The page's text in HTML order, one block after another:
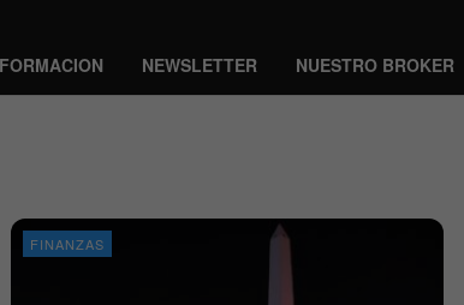
FORMACION NEWSLETTER NUESTRO BROKER
FINANZAS